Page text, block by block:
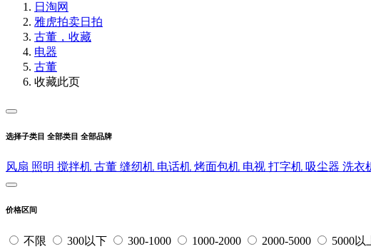
日淘网
雅虎拍卖日拍
古董，收藏
电器
古董
收藏此页
选择子类目 全部类目 全部品牌
风扇 照明 搅拌机 古董 缝纫机 电话机 烤面包机 电视 打字机 吸尘器 洗衣
价格区间
不限 300以下 300-1000 1000-2000 2000-5000 5000以